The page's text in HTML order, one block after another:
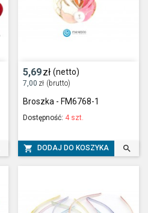
5,69zł (netto)
7,00 zł (brutto)
Broszka - FM6768-1
Dostępność: 4 szt.
 DODAJ DO KOSZYKA 